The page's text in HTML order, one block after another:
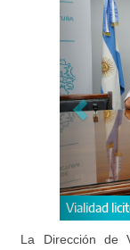
obras para mejorar la
La Dirección de